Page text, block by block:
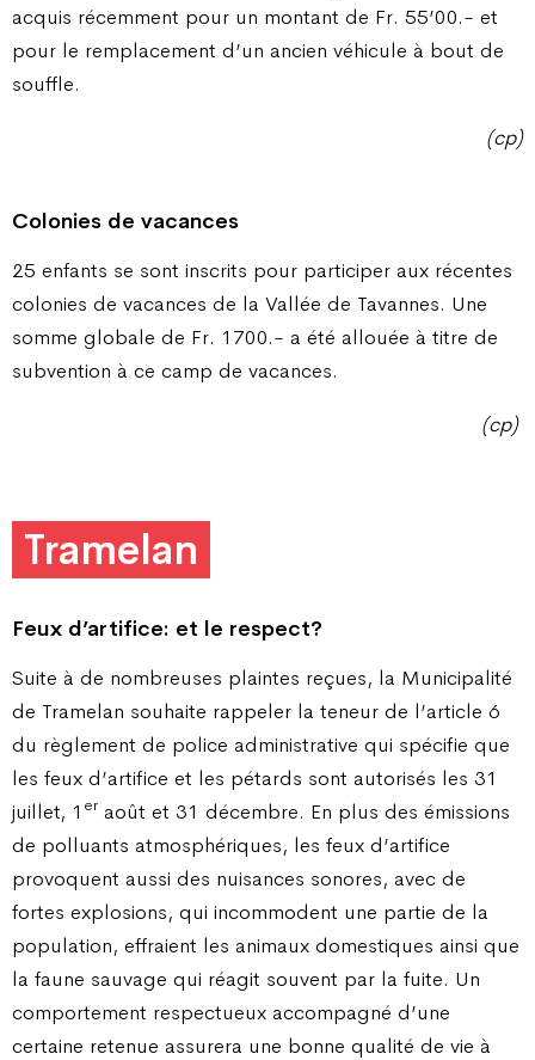
acquis récemment pour un montant de Fr. 55’00.- et
pour le remplacement d’un ancien véhicule à bout de
souffle.
(cp)
Colonies de vacances
25 enfants se sont inscrits pour participer aux récentes
colonies de vacances de la Vallée de Tavannes. Une
somme globale de Fr. 1700.- a été allouée à titre de
subvention à ce camp de vacances.
(cp)
Tramelan
Feux d’artifice: et le respect?
Suite à de nombreuses plaintes reçues, la Municipalité
de Tramelan souhaite rappeler la teneur de l’article 6
du règlement de police administrative qui spécifie que
les feux d’artifice et les pétards sont autorisés les 31
juillet, 1 er août et 31 décembre. En plus des émissions
de polluants atmosphériques, les feux d’artifice
provoquent aussi des nuisances sonores, avec de
fortes explosions, qui incommodent une partie de la
population, effraient les animaux domestiques ainsi que
la faune sauvage qui réagit souvent par la fuite. Un
comportement respectueux accompagné d’une
certaine retenue assurera une bonne qualité de vie à